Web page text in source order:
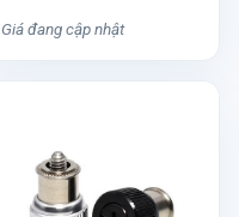
Giá đang cập nhật